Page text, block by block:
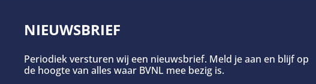
NIEUWSBRIEF
Periodiek versturen wij een nieuwsbrief. Meld je aan en blijf op
de hoogte van alles waar BVNL mee bezig is.